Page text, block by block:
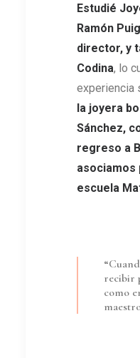
Estudié
Ramón
director, y
Codina, lo
experiencia
la joyera
Sánchez,
regreso a
asociamos
escuela
recibir
como